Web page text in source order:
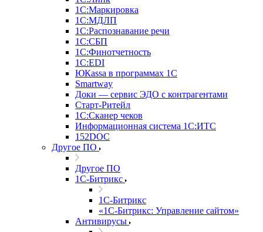
1С:Маркировка
1С:МДЛП
1С:Распознавание речи
1С:СБП
1С:Финотчетность
1С:EDI
ЮКаssа в программах 1С
Smartway
Доки — сервис ЭДО с контрагентами
Старт-Ритейл
1С:Сканер чеков
Информационная система 1С:ИТС
152DOC
Другое ПО
Другое ПО
1С-Битрикс
1С-Битрикс
«1С-Битрикс: Управление сайтом»
Антивирусы